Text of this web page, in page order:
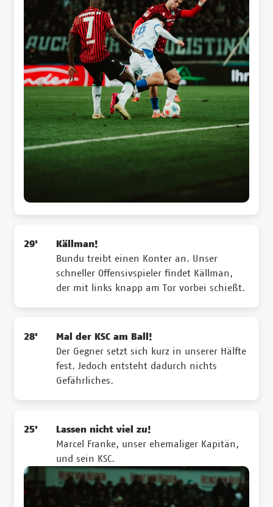
29'
Källman!
Bundu treibt einen Konter an. Unser
schneller Offensivspieler findet Källman,
der mit links knapp am Tor vorbei schießt.
28'
Mal der KSC am Ball!
Der Gegner setzt sich kurz in unserer Hälfte
fest. Jedoch entsteht dadurch nichts
Gefährliches.
25'
Lassen nicht viel zu!
Marcel Franke, unser ehemaliger Kapitän,
und sein KSC.